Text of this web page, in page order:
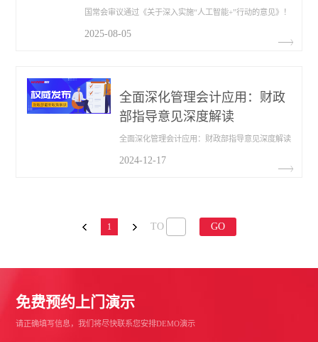
国常会审议通过《关于深入实施“人工智能+”行动的意见》！
2025-08-05
全面深化管理会计应用：财政
部指导意见深度解读
全面深化管理会计应用：财政部指导意见深度解读
2024-12-17
1 TO GO
免费预约上门演示
请正确填写信息，我们将尽快联系您安排DEMO演示